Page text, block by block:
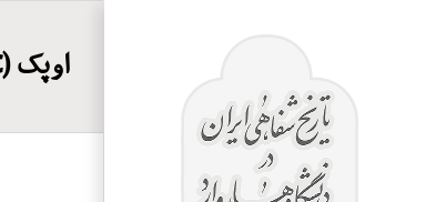
اوپک (OPEC)